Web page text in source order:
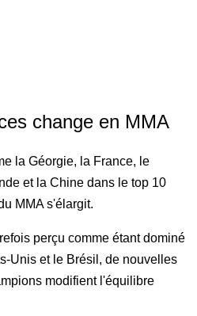
change en MMA
la Géorgie, la France, le
et la Chine dans le top 10
MMA s'élargit.
perçu comme étant dominé
Unis et le Brésil, de nouvelles
modifient l'équilibre